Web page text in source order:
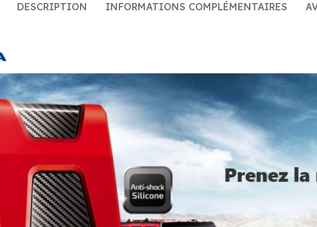
DESCRIPTION INFORMATIONS COMPLÉMENTAIRES